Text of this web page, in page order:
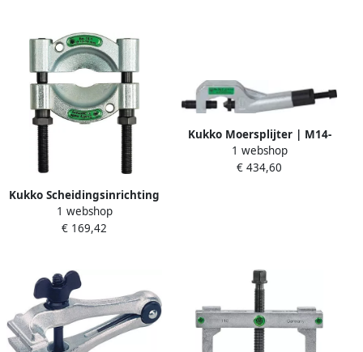
Kukko Scheidingsinrichting
| opening A 22-115 mm |
gelijkmatig losdraaien van
1 webshop
€ 169,42
Kukko Moersplijter | M14-
M24 | hydraulisch | tot
kwaliteit 10 en RVS | 1 stuk
1 webshop
€ 434,60